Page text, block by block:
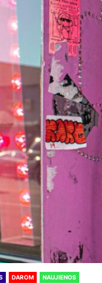
DAROM NAUJIENOS